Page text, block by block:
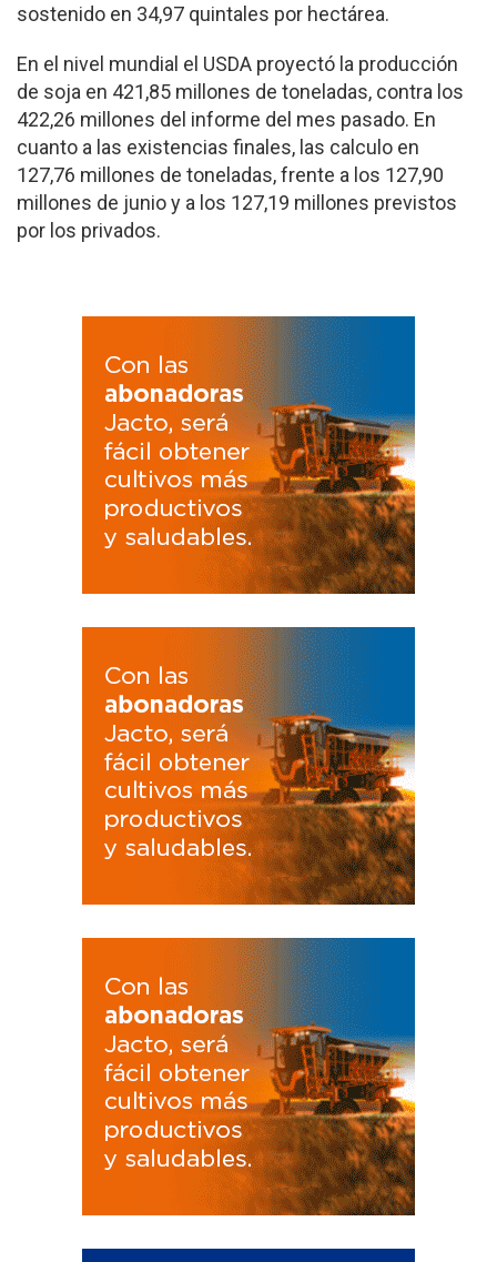
sostenido en 34,97 quintales por hectárea.
En el nivel mundial el USDA proyectó la producción
de soja en 421,85 millones de toneladas, contra los
422,26 millones del informe del mes pasado. En
cuanto a las existencias finales, las calculo en
127,76 millones de toneladas, frente a los 127,90
millones de junio y a los 127,19 millones previstos
por los privados.